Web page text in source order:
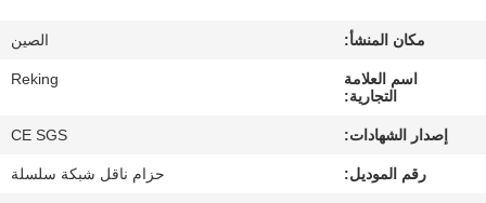
مراقبة
الجودة
مكان المنشأ: الصين
اسم العلامة
التجارية:
Reking
إصدار الشهادات: CE SGS
رقم الموديل: حزام ناقل شبكة سلسلة